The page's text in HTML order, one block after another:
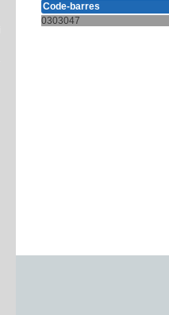
Code-barres
0303047